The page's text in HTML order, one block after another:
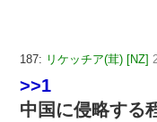
187: リケッチア(茸) [NZ]
>>1
中国に侵略する